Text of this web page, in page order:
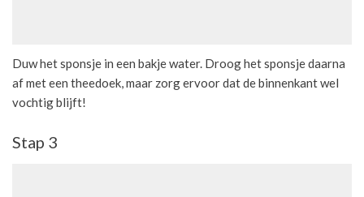
Duw het sponsje in een bakje water. Droog het sponsje daarna
af met een theedoek, maar zorg ervoor dat de binnenkant wel
vochtig blijft!
Stap 3